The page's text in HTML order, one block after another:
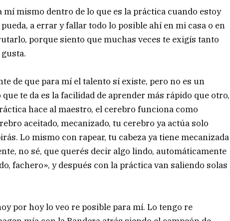
mismo dentro de lo que es la práctica cuando estoy
a errar y fallar todo lo posible ahí en mi casa o en
porque siento que muchas veces te exigís tanto
de que para mí el talento sí existe, pero no es un
te da es la facilidad de aprender más rápido que otro,
hace al maestro, el cerebro funciona como
aceitado, mecanizado, tu cerebro ya actúa solo
Lo mismo con rapear, tu cabeza ya tiene mecanizada
no sé, que querés decir algo lindo, automáticamente
fachero», y después con la práctica van saliendo solas
por hoy lo veo re posible para mí. Lo tengo re